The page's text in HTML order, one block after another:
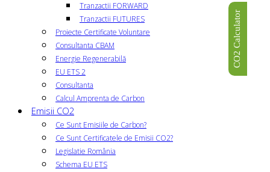
Tranzactii FORWARD
Tranzactii FUTURES
Proiecte Certificate Voluntare
Consultanta CBAM
Energie Regenerabilă
EU ETS 2
Consultanta
Calcul Amprenta de Carbon
Emisii CO2
Ce Sunt Emisiile de Carbon?
Ce Sunt Certificatele de Emisii CO2?
Legislatie România
Schema EU ETS
CO2 Calculator